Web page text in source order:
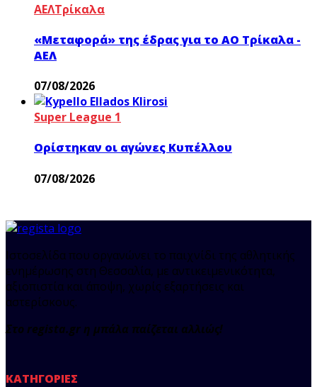
ΑΕΛΤρίκαλα
«Μεταφορά» της έδρας για το ΑΟ Τρίκαλα -
ΑΕΛ
07/08/2026
Super League 1
Ορίστηκαν οι αγώνες Κυπέλλου
07/08/2026
Ιστοσελίδα που οργανώνει το παιχνίδι της αθλητικής
ενημέρωσης στη Θεσσαλία, με αντικειμενικότητα,
αξιοπιστία και άποψη, χωρίς εξαρτήσεις και
αστερίσκους.
Στο regista.gr η μπάλα παίζεται αλλιώς!
ΚΑΤΗΓΟΡΊΕΣ